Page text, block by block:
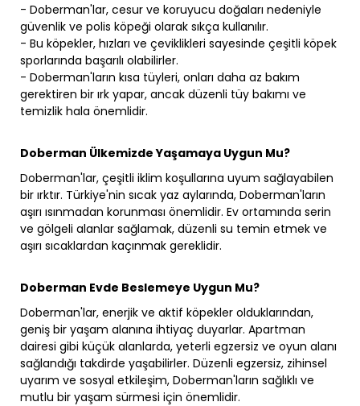
- Doberman'lar, cesur ve koruyucu doğaları nedeniyle
güvenlik ve polis köpeği olarak sıkça kullanılır.
- Bu köpekler, hızları ve çeviklikleri sayesinde çeşitli köpek
sporlarında başarılı olabilirler.
- Doberman'ların kısa tüyleri, onları daha az bakım
gerektiren bir ırk yapar, ancak düzenli tüy bakımı ve
temizlik hala önemlidir.
Doberman Ülkemizde Yaşamaya Uygun Mu?
Doberman'lar, çeşitli iklim koşullarına uyum sağlayabilen
bir ırktır. Türkiye'nin sıcak yaz aylarında, Doberman'ların
aşırı ısınmadan korunması önemlidir. Ev ortamında serin
ve gölgeli alanlar sağlamak, düzenli su temin etmek ve
aşırı sıcaklardan kaçınmak gereklidir.
Doberman Evde Beslemeye Uygun Mu?
Doberman'lar, enerjik ve aktif köpekler olduklarından,
geniş bir yaşam alanına ihtiyaç duyarlar. Apartman
dairesi gibi küçük alanlarda, yeterli egzersiz ve oyun alanı
sağlandığı takdirde yaşabilirler. Düzenli egzersiz, zihinsel
uyarım ve sosyal etkileşim, Doberman'ların sağlıklı ve
mutlu bir yaşam sürmesi için önemlidir.